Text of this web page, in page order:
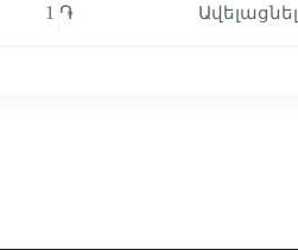
1 ֏ Ավելացնել